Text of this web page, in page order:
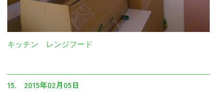
キッチン レンジフード
15. 2015年02月05日